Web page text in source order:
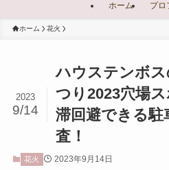
ホーム プロ
ホーム 花火
ハウステンボス
つり2023穴場
滞回避できる駐
査！
2023
9/14
花火 2023年9月14日